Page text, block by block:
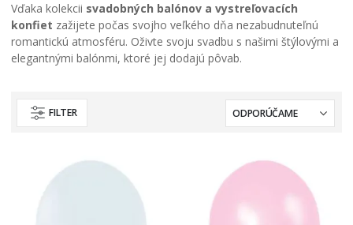
Vďaka kolekcii svadobných balónov a vystreľovacích
konfiet zažijete počas svojho veľkého dňa nezabudnuteľnú
romantickú atmosféru. Oživte svoju svadbu s našimi štýlovými a
elegantnými balónmi, ktoré jej dodajú pôvab.
FILTER